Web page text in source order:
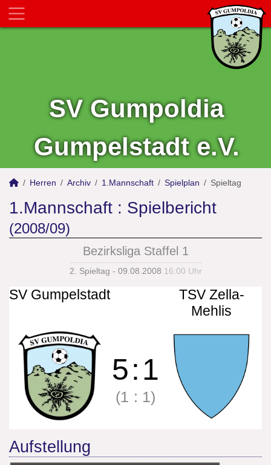
SV Gumpoldia
Gumpelstadt e.V.
Herren Archiv 1.Mannschaft Spielplan Spieltag
1.Mannschaft : Spielbericht
(2008/09)
Bezirksliga Staffel 1
2. Spieltag - 09.08.2008 16:00 Uhr
SV Gumpelstadt
TSV Zella-
Mehlis
5:1
(1 : 1)
Aufstellung